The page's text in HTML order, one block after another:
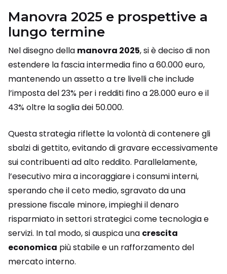
Manovra 2025 e prospettive a
lungo termine
Nel disegno della manovra 2025, si è deciso di non
estendere la fascia intermedia fino a 60.000 euro,
mantenendo un assetto a tre livelli che include
l’imposta del 23% per i redditi fino a 28.000 euro e il
43% oltre la soglia dei 50.000.
Questa strategia riflette la volontà di contenere gli
sbalzi di gettito, evitando di gravare eccessivamente
sui contribuenti ad alto reddito. Parallelamente,
l’esecutivo mira a incoraggiare i consumi interni,
sperando che il ceto medio, sgravato da una
pressione fiscale minore, impieghi il denaro
risparmiato in settori strategici come tecnologia e
servizi. In tal modo, si auspica una crescita
economica più stabile e un rafforzamento del
mercato interno.